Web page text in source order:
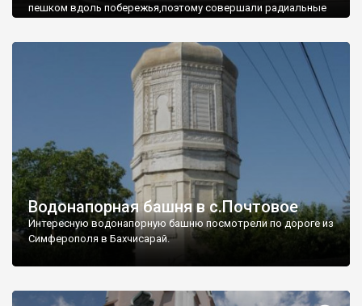
пешком вдоль побережья,поэтому совершали радиальные
Водонапорная башня в с.Почтовое
Интересную водонапорную башню посмотрели по дороге из
Симферополя в Бахчисарай.